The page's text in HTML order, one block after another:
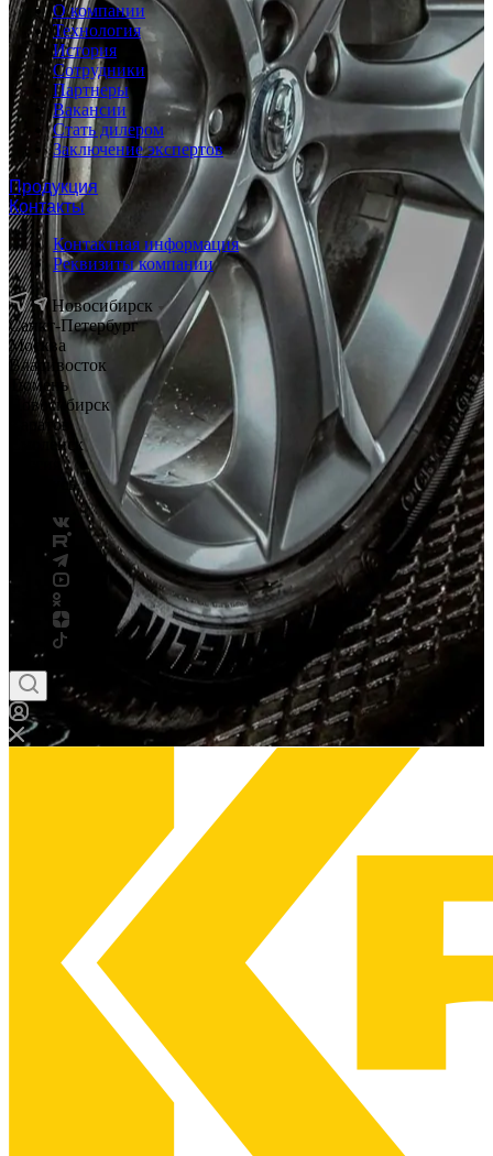
О компании
Технология
История
Сотрудники
Партнеры
Вакансии
Стать дилером
Заключение экспертов
Продукция
Контакты
Контактная информация
Реквизиты компании
Новосибирск
Санкт-Петербург
Москва
Владивосток
Тюмень
Новосибирск
Саратов
Смоленск
Беларусь